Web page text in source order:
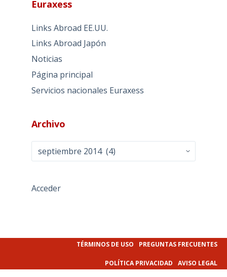
Euraxess
Links Abroad EE.UU.
Links Abroad Japón
Noticias
Página principal
Servicios nacionales Euraxess
Archivo
Archivo
Acceder
TÉRMINOS DE USO PREGUNTAS FRECUENTES
POLÍTICA PRIVACIDAD AVISO LEGAL